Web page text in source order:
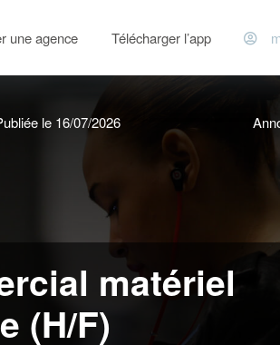
une agence Télécharger l’app
le 16/07/2026
matériel
(H/F)